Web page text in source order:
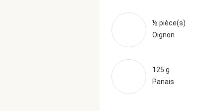
½ pièce(s)
Oignon
125 g
Panais